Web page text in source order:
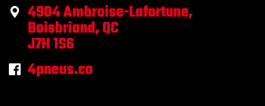
4904 Ambroise-Lafortune,
Boisbriand, QC
J7H 1S6
4pneus.ca